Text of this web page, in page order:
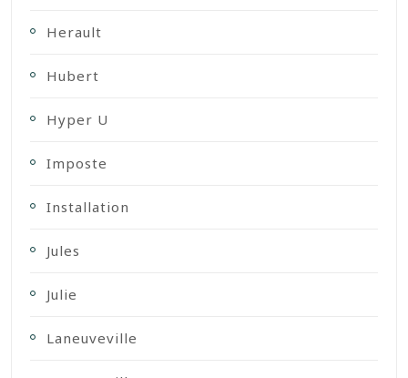
Herault
Hubert
Hyper U
Imposte
Installation
Jules
Julie
Laneuveville